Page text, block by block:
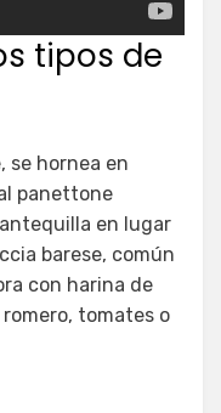
tipos de
se hornea en
panettone
en lugar
barese, común
con harina de
tomates o